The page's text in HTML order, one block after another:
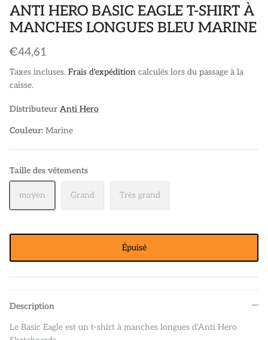
ANTI HERO BASIC EAGLE T-SHIRT À
MANCHES LONGUES BLEU MARINE
€44,61
Taxes incluses. Frais d'expédition calculés lors du passage à la
caisse.
Distributeur Anti Hero
Couleur: Marine
Taille des vêtements
moyen Grand Très grand
Épuisé
Description
Le Basic Eagle est un t-shirt à manches longues d'Anti Hero